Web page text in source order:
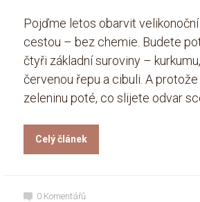
Pojďme letos obarvit
cestou – bez chemie. Budete
čtyři základní suroviny –
červenou řepu a cibuli. A
zeleninu poté, co slijete odvar
Celý článek
0 Komentářů